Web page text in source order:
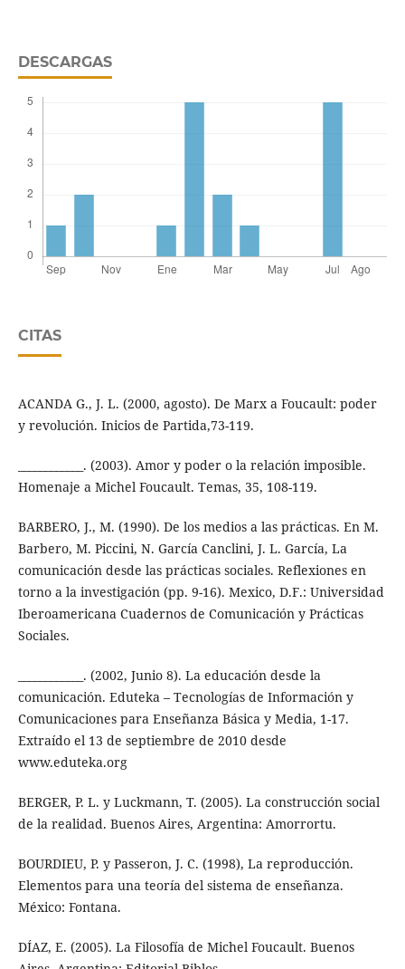
DESCARGAS
CITAS
ACANDA G., J. L. (2000, agosto). De Marx a Foucault: poder
y revolución. Inicios de Partida,73-119.
____________. (2003). Amor y poder o la relación imposible.
Homenaje a Michel Foucault. Temas, 35, 108-119.
BARBERO, J., M. (1990). De los medios a las prácticas. En M.
Barbero, M. Piccini, N. García Canclini, J. L. García, La
comunicación desde las prácticas sociales. Reflexiones en
torno a la investigación (pp. 9-16). Mexico, D.F.: Universidad
Iberoamericana Cuadernos de Comunicación y Prácticas
Sociales.
____________. (2002, Junio 8). La educación desde la
comunicación. Eduteka – Tecnologías de Información y
Comunicaciones para Enseñanza Básica y Media, 1-17.
Extraído el 13 de septiembre de 2010 desde
www.eduteka.org
BERGER, P. L. y Luckmann, T. (2005). La construcción social
de la realidad. Buenos Aires, Argentina: Amorrortu.
BOURDIEU, P. y Passeron, J. C. (1998), La reproducción.
Elementos para una teoría del sistema de enseñanza.
México: Fontana.
DÍAZ, E. (2005). La Filosofía de Michel Foucault. Buenos